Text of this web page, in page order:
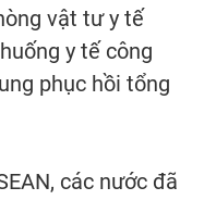
vật tư y tế
y tế công
phục hồi tổng
các nước đã